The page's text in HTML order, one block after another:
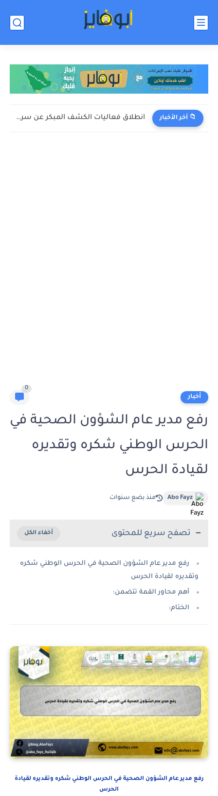
📁 آخر الأخبار انطلاق فعاليات الكشف المبكر عن سرطان الثدي بحائل
أخبار
0
رفع مدير عام الشؤون الصحية في
الحرس الوطني شكره وتقديره
لقيادة الحرس
Abo Fayz منذ بضع سنوات
تصفح سريع للمحتوى
رفع مدير عام الشؤون الصحية في الحرس الوطني شكره
وتقديره لقيادة الحرس
أهم محاور القمة تتضمن:
الختام:
رفع مدير عام الشؤون الصحية في الحرس الوطني شكره وتقديره لقيادة
الحرس